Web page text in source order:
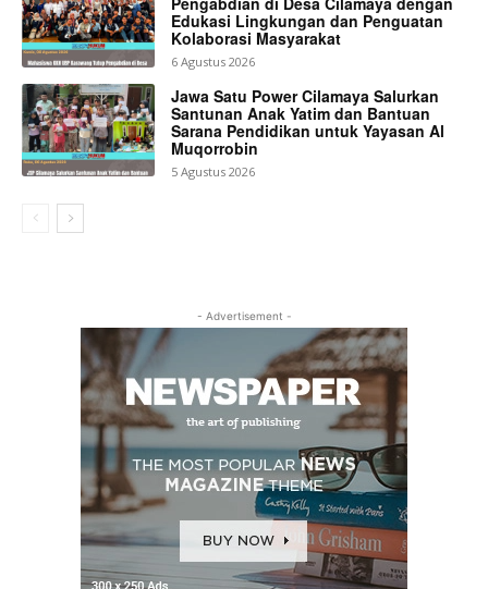
Edukasi Lingkungan dan Penguatan
Kolaborasi Masyarakat
6 Agustus 2026
Jawa Satu Power Cilamaya Salurkan
Santunan Anak Yatim dan Bantuan
Sarana Pendidikan untuk Yayasan Al
Muqorrobin
5 Agustus 2026
- Advertisement -